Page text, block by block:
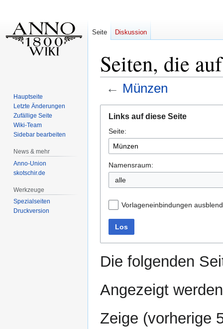
Seiten, die
← Münzen
Navigation
springen
Suche
springen
Links auf diese Seite
Seite:
Namensraum:
alle
Vorlageneinbindungen
Los
Die folgenden
Angezeigt
Zeige (vorherige
Seite Diskussion
Hauptseite
Letzte Änderungen
Zufällige Seite
Wiki-Team
Sidebar bearbeiten
News & mehr
Anno-Union
skotschir.de
Werkzeuge
Spezialseiten
Druckversion